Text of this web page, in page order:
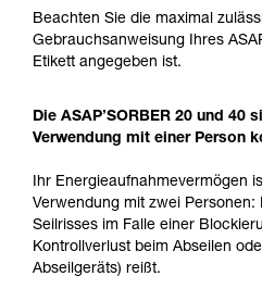
Beachten Sie die maximal
Gebrauchsanweisung Ihres
Etikett angegeben ist.
Die ASAP’SORBER 20 und
Verwendung mit einer Person
Ihr Energieaufnahmevermögen
Verwendung mit zwei Personen:
Seilrisses im Falle einer
Kontrollverlust beim Abseilen
Abseilgeräts) reißt.